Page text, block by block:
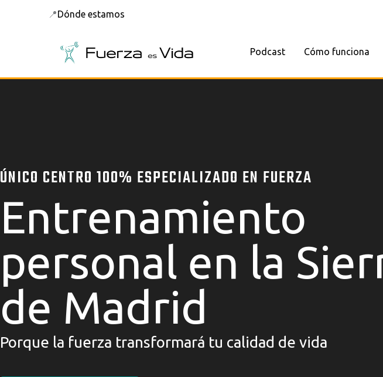
📍Dónde estamos
Podcast Cómo funciona
ÚNICO CENTRO 100% ESPECIALIZADO EN FUERZA
Entrenamiento
personal en la
de Madrid
Porque la fuerza transformará tu calidad de vida